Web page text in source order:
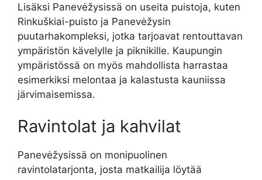
Lisäksi Panevėžysissä on useita puistoja, kuten
Rinkuškiai-puisto ja Panevėžysin
puutarhakompleksi, jotka tarjoavat rentouttavan
ympäristön kävelylle ja piknikille. Kaupungin
ympäristössä on myös mahdollista harrastaa
esimerkiksi melontaa ja kalastusta kauniissa
järvimaisemissa.
Ravintolat ja kahvilat
Panevėžysissä on monipuolinen
ravintolatarjonta, josta matkailija löytää